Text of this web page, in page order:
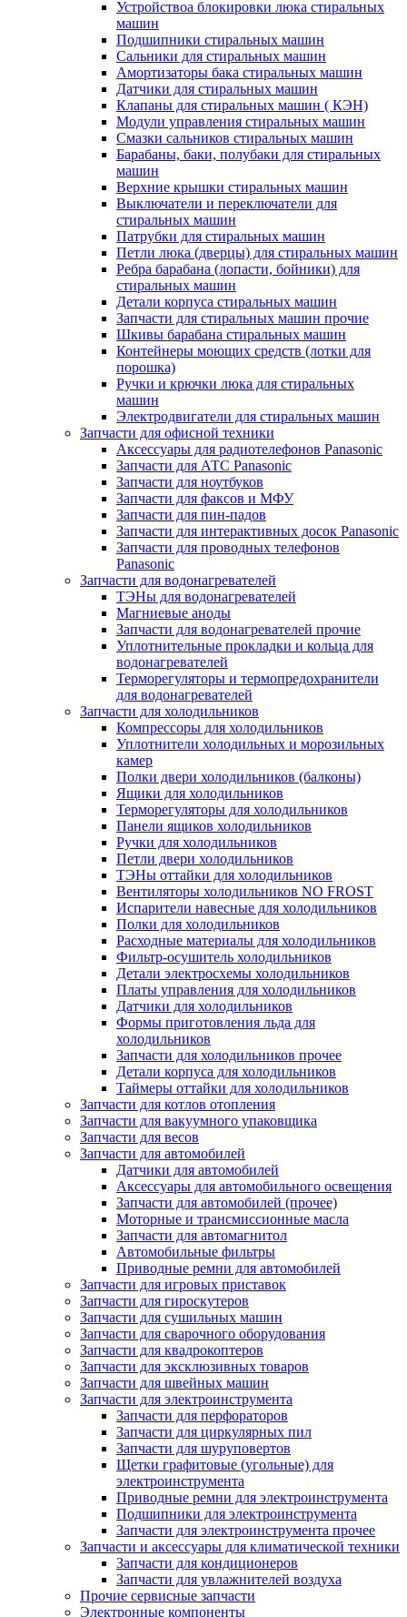
Устройствоа блокировки люка стиральных
машин
Подшипники стиральных машин
Сальники для стиральных машин
Амортизаторы бака стиральных машин
Датчики для стиральных машин
Клапаны для стиральных машин ( КЭН)
Модули управления стиральных машин
Смазки сальников стиральных машин
Барабаны, баки, полубаки для стиральных
машин
Верхние крышки стиральных машин
Выключатели и переключатели для
стиральных машин
Патрубки для стиральных машин
Петли люка (дверцы) для стиральных машин
Ребра барабана (лопасти, бойники) для
стиральных машин
Детали корпуса стиральных машин
Запчасти для стиральных машин прочие
Шкивы барабана стиральных машин
Контейнеры моющих средств (лотки для
порошка)
Ручки и крючки люка для стиральных
машин
Электродвигатели для стиральных машин
Запчасти для офисной техники
Аксессуары для радиотелефонов Panasonic
Запчасти для АТС Panasonic
Запчасти для ноутбуков
Запчасти для факсов и МФУ
Запчасти для пин-падов
Запчасти для интерактивных досок Panasonic
Запчасти для проводных телефонов
Panasonic
Запчасти для водонагревателей
ТЭНы для водонагревателей
Магниевые аноды
Запчасти для водонагревателей прочие
Уплотнительные прокладки и кольца для
водонагревателей
Терморегуляторы и термопредохранители
для водонагревателей
Запчасти для холодильников
Компрессоры для холодильников
Уплотнители холодильных и морозильных
камер
Полки двери холодильников (балконы)
Ящики для холодильников
Терморегуляторы для холодильников
Панели ящиков холодильников
Ручки для холодильников
Петли двери холодильников
ТЭНы оттайки для холодильников
Вентиляторы холодильников NO FROST
Испарители навесные для холодильников
Полки для холодильников
Расходные материалы для холодильников
Фильтр-осушитель холодильников
Детали электросхемы холодильников
Платы управления для холодильников
Датчики для холодильников
Формы приготовления льда для
холодильников
Запчасти для холодильников прочее
Детали корпуса для холодильников
Таймеры оттайки для холодильников
Запчасти для котлов отопления
Запчасти для вакуумного упаковщика
Запчасти для весов
Запчасти для автомобилей
Датчики для автомобилей
Аксессуары для автомобильного освещения
Запчасти для автомобилей (прочее)
Моторные и трансмиссионные масла
Запчасти для автомагнитол
Автомобильные фильтры
Приводные ремни для автомобилей
Запчасти для игровых приставок
Запчасти для гироскутеров
Запчасти для сушильных машин
Запчасти для сварочного оборудования
Запчасти для квадрокоптеров
Запчасти для эксклюзивных товаров
Запчасти для швейных машин
Запчасти для электроинструмента
Запчасти для перфораторов
Запчасти для циркулярных пил
Запчасти для шуруповертов
Щетки графитовые (угольные) для
электроинструмента
Приводные ремни для электроинструмента
Подшипники для электроинструмента
Запчасти для электроинструмента прочее
Запчасти и аксессуары для климатической техники
Запчасти для кондиционеров
Запчасти для увлажнителей воздуха
Прочие сервисные запчасти
Электронные компоненты